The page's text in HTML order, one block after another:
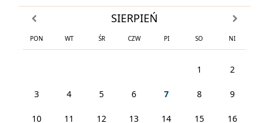
poprzedni miesiąc SIERPIEŃ następny
PON WT ŚR CZW PI SO NI
1 2
3 4 5 6 7 8 9
10 11 12 13 14 15 16